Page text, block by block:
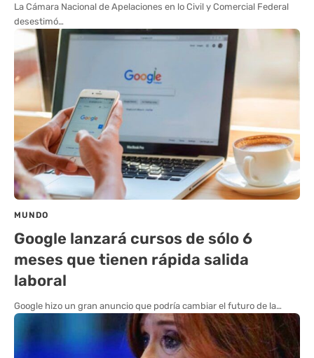
La Cámara Nacional de Apelaciones en lo Civil y Comercial Federal
desestimó…
MUNDO
Google lanzará cursos de sólo 6
meses que tienen rápida salida
laboral
Google hizo un gran anuncio que podría cambiar el futuro de la…